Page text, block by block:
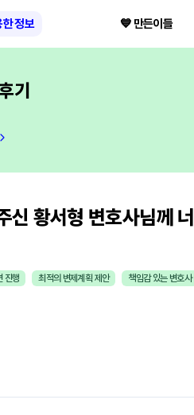
한 정보 💙 만든이들
기
신 황서형 변호사님께 너
진행 최적의 변제계획 제안 책임감 있는 변호사